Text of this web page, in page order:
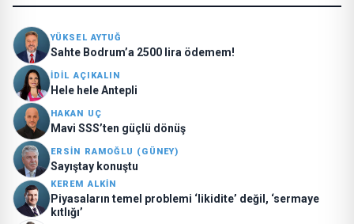
YÜKSEL AYTUĞ
Sahte Bodrum’a 2500 lira ödemem!
İDİL AÇIKALIN
Hele hele Antepli
HAKAN UÇ
Mavi SSS’ten güçlü dönüş
ERSİN RAMOĞLU (GÜNEY)
Sayıştay konuştu
KEREM ALKİN
Piyasaların temel problemi ‘likidite’ değil, ‘sermaye
kıtlığı’